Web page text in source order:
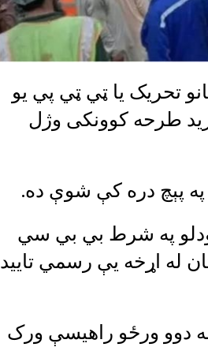
تحریک يا ټي ټي پي یو
طرحه کوونکی وژل
په پېچ دره کې شوې ده.
په شرط بي بي سي
له اړخه یې رسمي تایید
دوو ورځو راهيسې ورک